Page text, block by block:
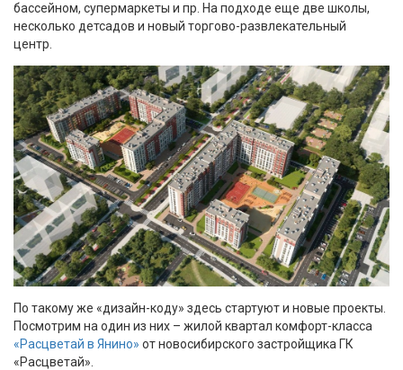
бассейном, супермаркеты и пр. На подходе еще две школы,
несколько детсадов и новый торгово-развлекательный
центр.
По такому же «дизайн-коду» здесь стартуют и новые проекты.
Посмотрим на один из них – жилой квартал комфорт-класса
«Расцветай в Янино» от новосибирского застройщика ГК
«Расцветай».